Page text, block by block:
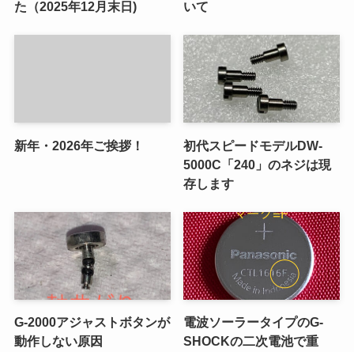
た（2025年12月末日) いて
新年・2026年ご挨拶！
初代スピードモデルDW-
5000C「240」のネジは現
存します
G-2000アジャストボタンが
動作しない原因
電波ソーラータイプのG-
SHOCKの二次電池で重